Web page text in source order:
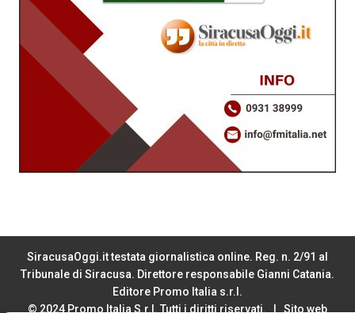
SiracusaOggi.it testata giornalistica online. Reg. n. 2/91 al
Tribunale di Siracusa. Direttore responsabile Gianni Catania.
Editore Promo Italia s.r.l.
© 2024 Promo Italia S.r.l. Tutti i diritti riservati. | Sito web